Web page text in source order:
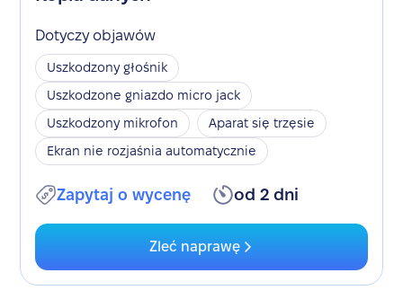
Dotyczy objawów
Uszkodzony głośnik
Uszkodzone gniazdo micro jack
Uszkodzony mikrofon
Aparat się trzęsie
Ekran nie rozjaśnia automatycznie
Zapytaj o wycenę od 2 dni
Zleć naprawę